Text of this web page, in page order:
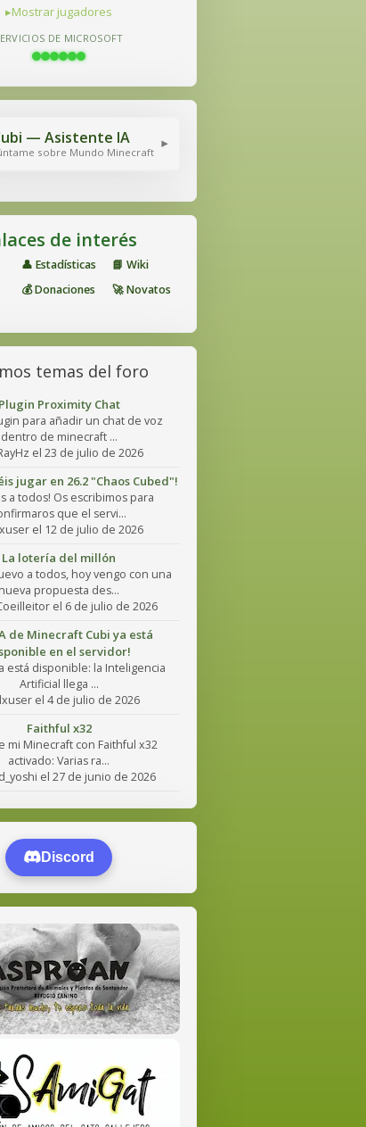
Mostrar jugadores
DE MICROSOFT
— Asistente IA
sobre Mundo Minecraft
▾
de interés
👤 Estadísticas
📘 Wiki
💰 Donaciones 🚀 Novatos
temas del foro
Plugin Proximity Chat
para añadir un chat de voz
dentro de minecraft ...
el 23 de julio de 2026
jugar en 26.2 "Chaos Cubed"!
a todos! Os escribimos para
que el servi...
el 12 de julio de 2026
La lotería del millón
a todos, hoy vengo con una
nueva propuesta des...
el 6 de julio de 2026
de Minecraft Cubi ya está
en el servidor!
está disponible: la Inteligencia
Artificial llega ...
el 4 de julio de 2026
Faithful x32
mi Minecraft con Faithful x32
activado: Varias ra...
el 27 de junio de 2026
Discord